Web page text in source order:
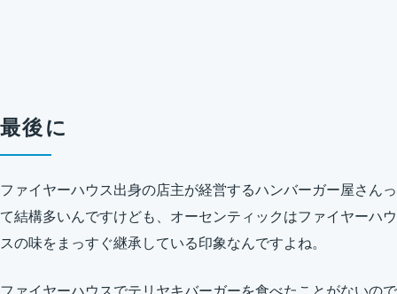
最後に
ファイヤーハウス出身の店主が経営するハンバーガー屋さんっ
て結構多いんですけども、オーセンティックはファイヤーハウ
スの味をまっすぐ継承している印象なんですよね。
ファイヤーハウスでテリヤキバーガーを食べたことがないので